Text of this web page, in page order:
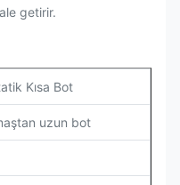
getirir.
Kısa Bot
uzun bot